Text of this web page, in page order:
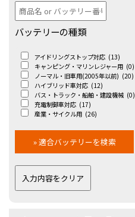
バッテリーの種類
アイドリングストップ対応 (13)
キャンピング・マリンレジャー用 (0)
ノーマル・旧車用(2005年以前) (20)
ハイブリッド車対応 (12)
バス・トラック・船舶・建設機械 (0)
充電制御車対応 (17)
産業・サイクル用 (26)